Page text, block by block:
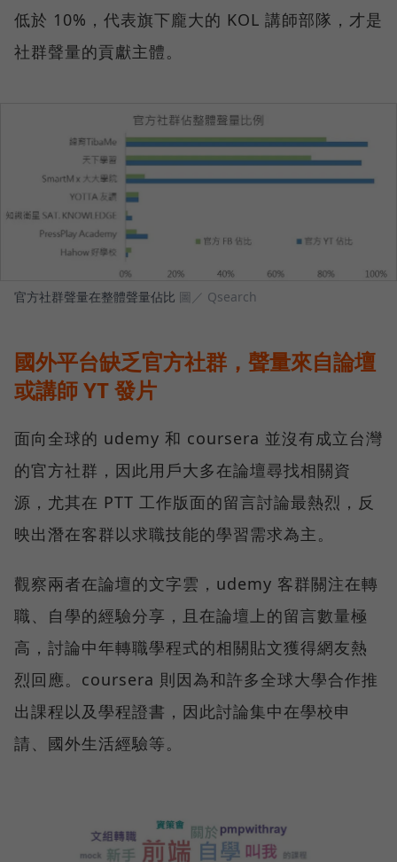
低於 10%，代表旗下龐大的 KOL 講師部隊，才是
社群聲量的貢獻主體。
官方社群聲量在整體聲量佔比 圖／ Qsearch
國外平台缺乏官方社群，聲量來自論壇
或講師 YT 發片
面向全球的 udemy 和 coursera 並沒有成立台灣
的官方社群，因此用戶大多在論壇尋找相關資
源，尤其在 PTT 工作版面的留言討論最熱烈，反
映出潛在客群以求職技能的學習需求為主。
觀察兩者在論壇的文字雲，udemy 客群關注在轉
職、自學的經驗分享，且在論壇上的留言數量極
高，討論中年轉職學程式的相關貼文獲得網友熱
烈回應。coursera 則因為和許多全球大學合作推
出課程以及學程證書，因此討論集中在學校申
請、國外生活經驗等。